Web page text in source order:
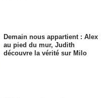
Demain nous appartient : Alex
au pied du mur, Judith
découvre la vérité sur Milo